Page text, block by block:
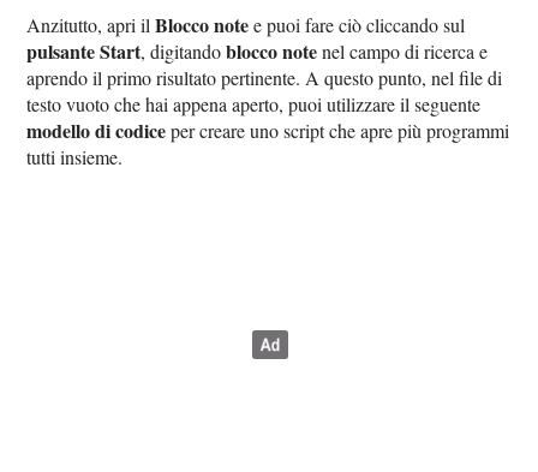
Anzitutto, apri ilBlocco notee puoi fare ciò cliccando sul
pulsante Start, digitandoblocco notenel campo di ricerca e
aprendo il primo risultato pertinente. A questo punto, nel file di
testo vuoto che hai appena aperto, puoi utilizzare il seguente
modello di codiceper creare uno script che apre più programmi
tutti insieme.